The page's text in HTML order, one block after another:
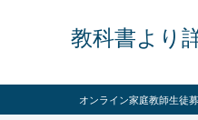
教科書より
オンライン家庭教師生徒